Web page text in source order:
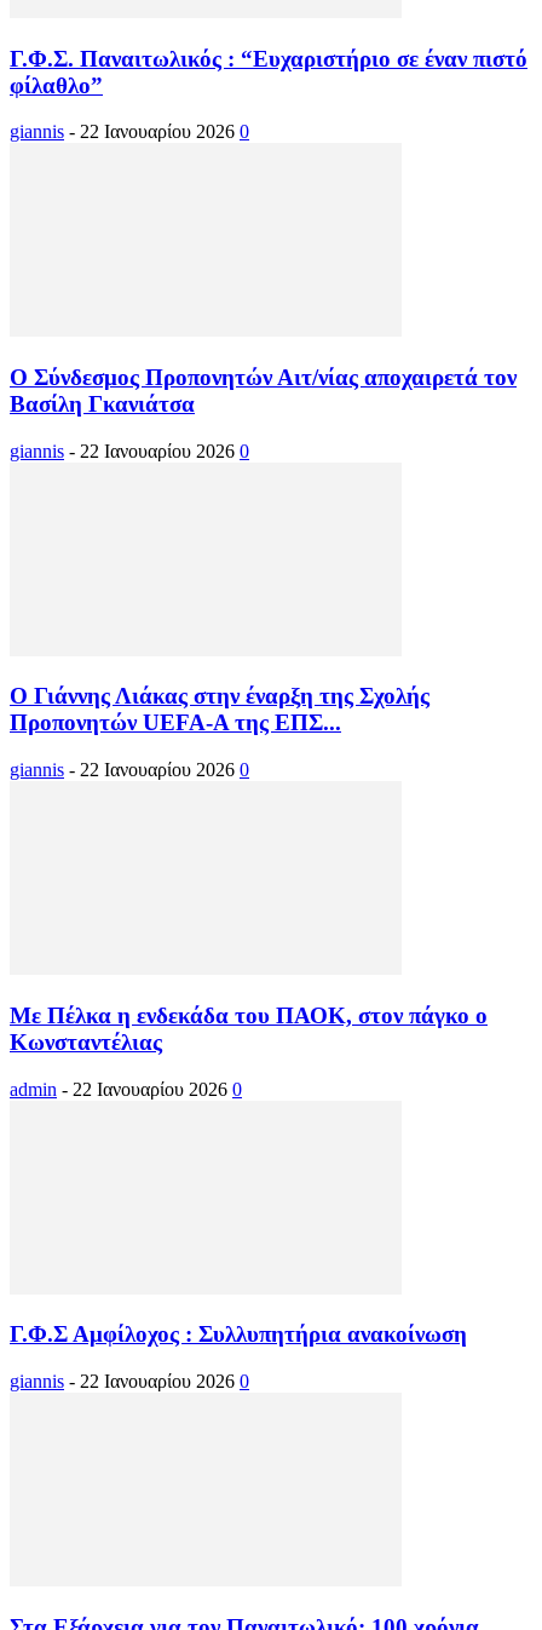
Γ.Φ.Σ. Παναιτωλικός : “Ευχαριστήριο σε έναν πιστό
φίλαθλο”
giannis - 22 Ιανουαρίου 2026 0
Ο Σύνδεσμος Προπονητών Αιτ/νίας αποχαιρετά τον
Βασίλη Γκανιάτσα
giannis - 22 Ιανουαρίου 2026 0
Ο Γιάννης Λιάκας στην έναρξη της Σχολής
Προπονητών UEFA-A της ΕΠΣ...
giannis - 22 Ιανουαρίου 2026 0
Με Πέλκα η ενδεκάδα του ΠΑΟΚ, στον πάγκο ο
Κωνσταντέλιας
admin - 22 Ιανουαρίου 2026 0
Γ.Φ.Σ Αμφίλοχος : Συλλυπητήρια ανακοίνωση
giannis - 22 Ιανουαρίου 2026 0